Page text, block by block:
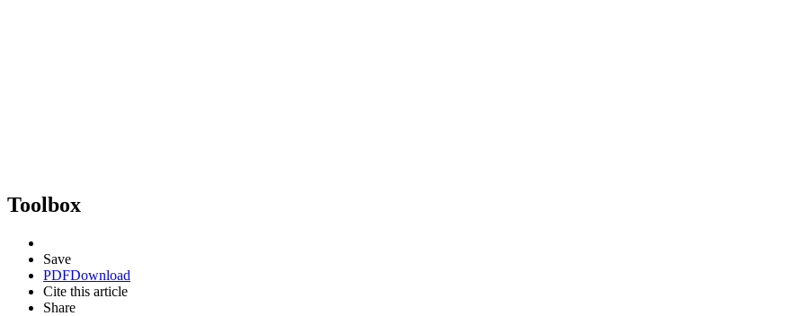
Toolbox
Save
PDFDownload
Cite this article
Share